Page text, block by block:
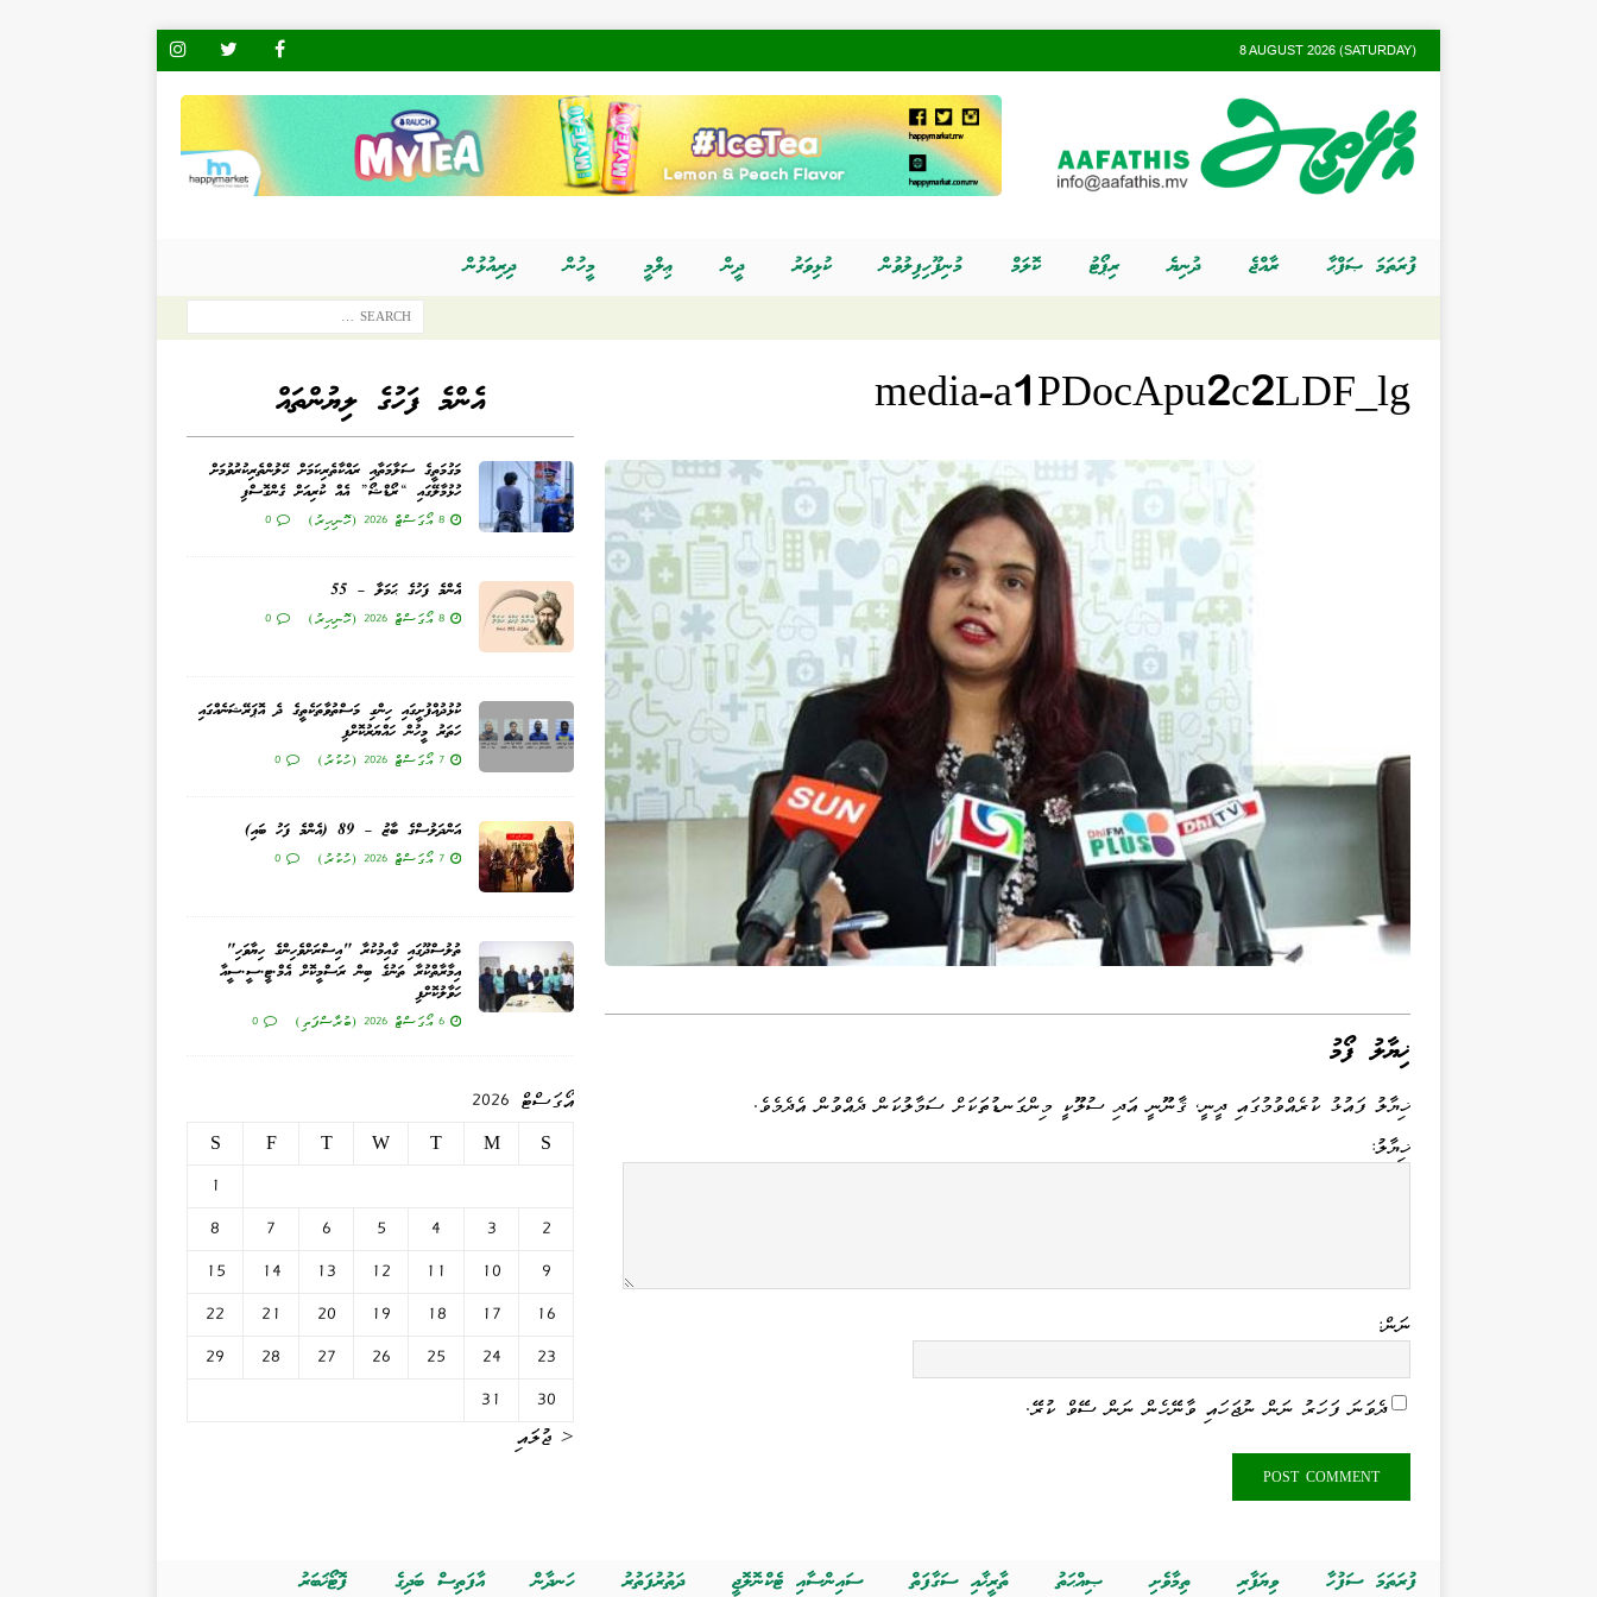
8 AUGUST 2026 (SATURDAY)
ފުރަތަމަ ޞަފްޙާ ރާއްޖެ ދުނިޔެ ރިޕޯޓު ކޮލަމް މުނިފޫހިފިލުވުން ކުޅިވަރު ދީން ޢިލްމީ މީހުން ދިރިއުޅުން
media-a1PDocApu2c2LDF_lg
ޚިޔާލު ފޯމު
ޚިޔާލު ފައުޅު ކުރެއްވުމުގައި ދީނީ، ޤާނޫނީ އަދި ސުލޫކީ މިންގަނޑުތަކަށް ސަމާލުކަން ދެއްވުން އެދެމެވެ.
ޚިޔާލު:
ނަން:
ދެވަނަ ފަހަރު ނަން ނުޖަހައި ވާނޭހެން ނަން ސޭވް ކުރޭ.
އެންމެ ފަހުގެ ލިޔުންތައް
މަގުމަތީގެ ސަލާމަތާއި ރައްކާތެރިކަމަށް ހޭލުންތެރިކުރުވުމަށް
ހުޅުމާލޭގައި “ރޯޑްޝޯ” އެއް ކުރިއަށް ގެންގޮސްފި
8 އޯގަސްޓް 2026 (ހޮނިހިރު) 0
އެންމެ ފަހުގެ ޙަމަލާ – 55
8 އޯގަސްޓް 2026 (ހޮނިހިރު) 0
ކުޅުދުއްފުށީގައި ހިންގި މަސްތުވާތަކެތީގެ ދެ އޮޕަރޭޝަނެއްގައި
ހަތަރު މީހުން ހައްޔަރުކޮށްފި
7 އޯގަސްޓް 2026 (ހުކުރު) 0
އަންދަލުސްގެ ބާޒު – 89 (އެންމެ ފަހު ބައި)
7 އޯގަސްޓް 2026 (ހުކުރު) 0
ތުލުސްދޫގައި ގާއިމުކުރާ "އިސްރަށްވެހިންގެ ހިޔާވަހި"
އިމާރާތްކުރާ ތަނުގެ ބިން ރަސްމީކޮށް އެމް.ޓީ.ސީ.ސީއާ
ހަވާލުކޮށްފި
6 އޯގަސްޓް 2026 (ބުރާސްފަތި) 0
އޯގަސްޓް 2026
S
M
T
W
T
F
S
1
2
3
4
5
6
7
8
9
10
11
12
13
14
15
16
17
18
19
20
21
22
23
24
25
26
27
28
29
30
31
« ޖުލައި
ފުރަތަމަ ސަފުހާ ވިޔަފާރި ތިމާވެށި ޞިއްޙަތު ތާރީޚާއި ސަގާފަތް ސައިންސާއި ޓެކްނޮލޮޖީ ދަތުރުފަތުރު ހަނދާން އާފަތިސް ބަދިގެ ފޮޓޯޚަބަރު